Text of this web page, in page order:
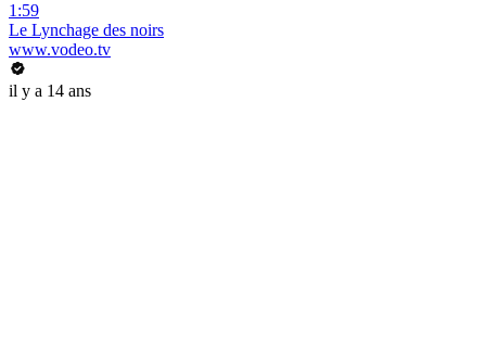
1:59
Le Lynchage des noirs
www.vodeo.tv
il y a 14 ans